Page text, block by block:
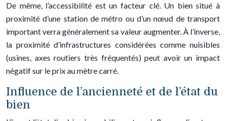
De même, l’accessibilité est un facteur clé. Un bien situé à
proximité d’une station de métro ou d’un nœud de transport
important verra généralement sa valeur augmenter. À l’inverse,
la proximité d’infrastructures considérées comme nuisibles
(usines, axes routiers très fréquentés) peut avoir un impact
négatif sur le prix au mètre carré.
Influence de l’ancienneté et de l’état du
bien